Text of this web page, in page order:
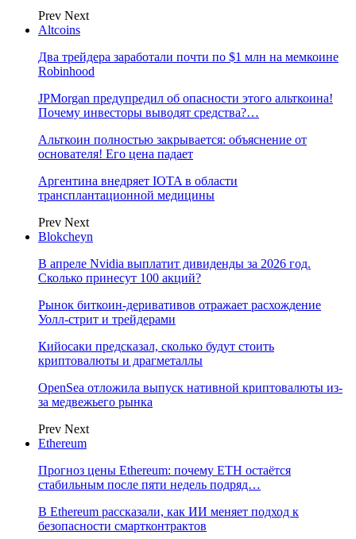
Prev Next
Altcoins
Два трейдера заработали почти по $1 млн на мемкоине
Robinhood
JPMorgan предупредил об опасности этого альткоина!
Почему инвесторы выводят средства?…
Альткоин полностью закрывается: объяснение от
основателя! Его цена падает
Аргентина внедряет IOTA в области
трансплантационной медицины
Prev Next
Blokcheyn
В апреле Nvidia выплатит дивиденды за 2026 год.
Сколько принесут 100 акций?
Рынок биткоин-деривативов отражает расхождение
Уолл-стрит и трейдерами
Кийосаки предсказал, сколько будут стоить
криптовалюты и драгметаллы
OpenSea отложила выпуск нативной криптовалюты из-
за медвежьего рынка
Prev Next
Ethereum
Прогноз цены Ethereum: почему ETH остаётся
стабильным после пяти недель подряд…
В Ethereum рассказали, как ИИ меняет подход к
безопасности смартконтрактов